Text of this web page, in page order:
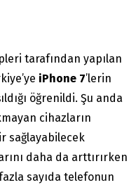
tarafından yapılan
iPhone 7’lerin
öğrenildi. Şu anda
cihazların
sağlayabilecek
daha da arttırırken
sayıda telefonun